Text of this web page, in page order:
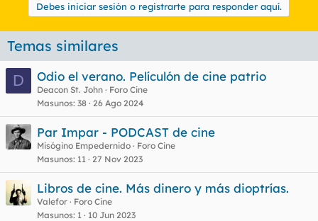
Debes iniciar sesión o registrarte para responder aquí.
Temas similares
D
Odio el verano. Películón de cine patrio
Deacon St. John
Foro Cine
Masunos 38 26 Ago 2024
Par Impar - PODCAST de cine
Misógino Empedernido
Foro Cine
Masunos 11 27 Nov 2023
Libros de cine. Más dinero y más dioptrías.
Valefor
Foro Cine
Masunos 1 10 Jun 2023